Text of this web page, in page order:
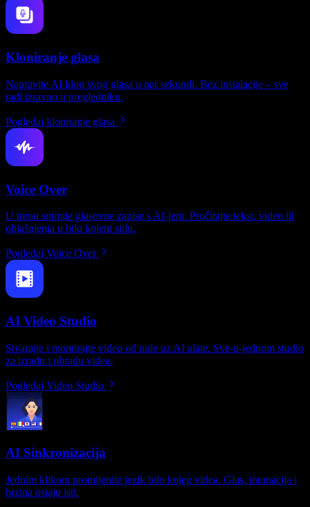
Kloniranje glasa
Napravite AI klon svog glasa u par sekundi. Bez instalacije – sve
radi izravno u pregledniku.
Pogledaj kloniranje glasa
Voice Over
U trenu snimite glasovne zapise s AI-jem. Pročitajte tekst, video ili
objašnjenja u bilo kojem stilu.
Pogledaj Voice Over
AI Video Studio
Stvarajte i montirajte video od nule uz AI alate. Sve-u-jednom studio
za izradu i obradu videa.
Pogledaj Video Studio
AI Sinkronizacija
Jednim klikom promijenite jezik bilo kojeg videa. Glas, intonacija i
brzina ostaju isti.